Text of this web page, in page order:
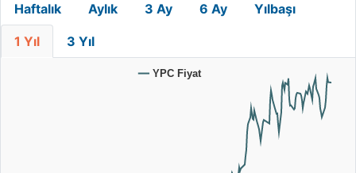
Haftalık Aylık 3 Ay 6 Ay Yılbaşı
1 Yıl 3 Yıl